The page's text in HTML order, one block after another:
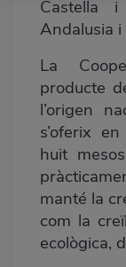
Castella
Andalusia i
La
producte
l’origen
s’oferix
huit
manté la
com la
ecològica,